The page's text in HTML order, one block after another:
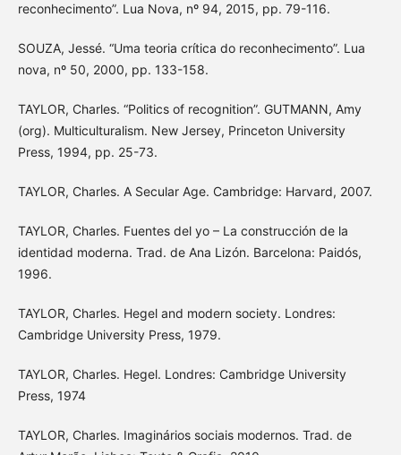
reconhecimento”. Lua Nova, nº 94, 2015, pp. 79-116.
SOUZA, Jessé. “Uma teoria crítica do reconhecimento”. Lua
nova, nº 50, 2000, pp. 133-158.
TAYLOR, Charles. “Politics of recognition”. GUTMANN, Amy
(org). Multiculturalism. New Jersey, Princeton University
Press, 1994, pp. 25-73.
TAYLOR, Charles. A Secular Age. Cambridge: Harvard, 2007.
TAYLOR, Charles. Fuentes del yo – La construcción de la
identidad moderna. Trad. de Ana Lizón. Barcelona: Paidós,
1996.
TAYLOR, Charles. Hegel and modern society. Londres:
Cambridge University Press, 1979.
TAYLOR, Charles. Hegel. Londres: Cambridge University
Press, 1974
TAYLOR, Charles. Imaginários sociais modernos. Trad. de